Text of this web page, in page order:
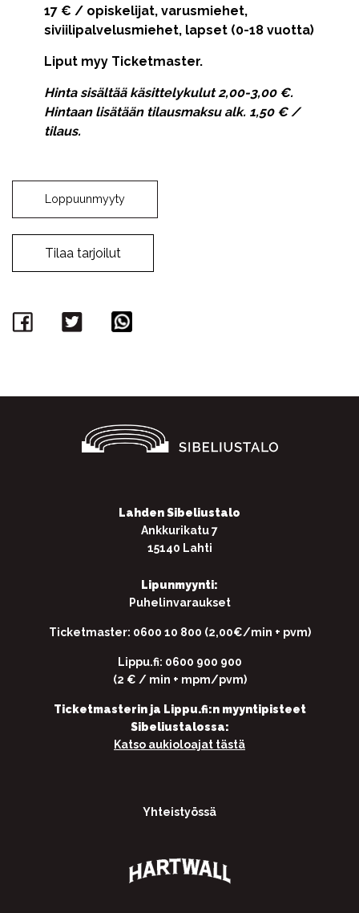
17 € / opiskelijat, varusmiehet,
siviilipalvelusmiehet, lapset (0-18 vuotta)
Liput myy Ticketmaster.
Hinta sisältää käsittelykulut 2,00-3,00 €.
Hintaan lisätään tilausmaksu alk. 1,50 € /
tilaus.
Loppuunmyyty
Tilaa tarjoilut
Facebook
Twitter
Lahden Sibeliustalo
Ankkurikatu 7
15140 Lahti
Lipunmyynti:
Puhelinvaraukset
Ticketmaster: 0600 10 800 (2,00€/min + pvm)
Lippu.fi: 0600 900 900
(2 € / min + mpm/pvm)
Ticketmasterin ja Lippu.fi:n myyntipisteet
Sibeliustalossa:
Katso aukioloajat tästä
Yhteistyössä